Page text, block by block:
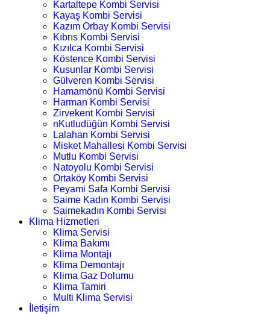
Kartaltepe Kombi Servisi
Kayaş Kombi Servisi
Kazım Orbay Kombi Servisi
Kıbrıs Kombi Servisi
Kızılca Kombi Servisi
Köstence Kombi Servisi
Kusunlar Kombi Servisi
Gülveren Kombi Servisi
Hamamönü Kombi Servisi
Harman Kombi Servisi
Zirvekent Kombi Servisi
nKutludüğün Kombi Servisi
Lalahan Kombi Servisi
Misket Mahallesi Kombi Servisi
Mutlu Kombi Servisi
Natoyolu Kombi Servisi
Ortaköy Kombi Servisi
Peyami Safa Kombi Servisi
Saime Kadın Kombi Servisi
Saimekadın Kombi Servisi
Klima Hizmetleri
Klima Servisi
Klima Bakımı
Klima Montajı
Klima Demontajı
Klima Gaz Dolumu
Klima Tamiri
Multi Klima Servisi
İletişim